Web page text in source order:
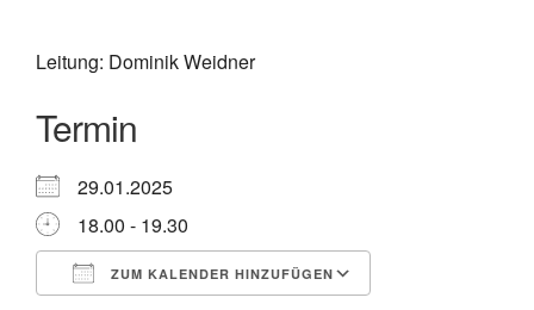
Leitung: Dominik Weidner
Termin
29.01.2025
18.00 - 19.30
ZUM KALENDER HINZUFÜGEN